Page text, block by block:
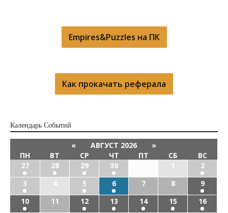
Empires&Puzzles на ПК
Как прокачать реферала
Календарь Cобытий
« АВГУСТ 2026
»
ПН
ВТ СР ЧТ ПТ СБ
ВС
27
28 29 30 1
2
3
4 5 6 7 8
9
10
11 12 13 14 15
16